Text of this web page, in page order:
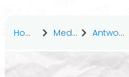
Home Medisch Antwoorden